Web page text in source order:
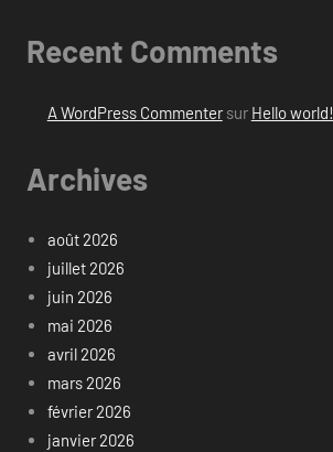
Recent Comments
A WordPress Commentersur Hello world!
Archives
août 2026
juillet 2026
juin 2026
mai 2026
avril 2026
mars 2026
février 2026
janvier 2026